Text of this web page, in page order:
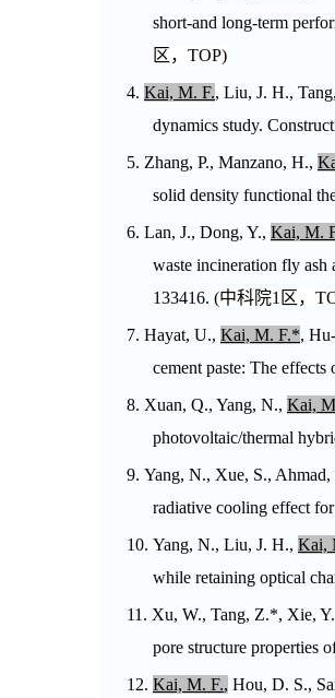
short-and long-term
区， TOP)
4. Kai, M. F., Liu, J. H.,
dynamics study.
5. Zhang, P., Manzano, H.,
solid density functional
6. Lan, J., Dong, Y., Kai, M.
waste incineration fly ash
133416. (中科院1 区，
7. Hayat, U., Kai, M. F.*,
cement paste: The effects
8. Xuan, Q., Yang, N., Kai,
photovoltaic/thermal
9. Yang, N., Xue, S.,
radiative cooling effect
10. Yang, N., Liu, J. H., Kai,
while retaining optical
11. Xu, W., Tang, Z.*, Xie,
pore structure properties
12. Kai, M. F., Hou, D. S.,